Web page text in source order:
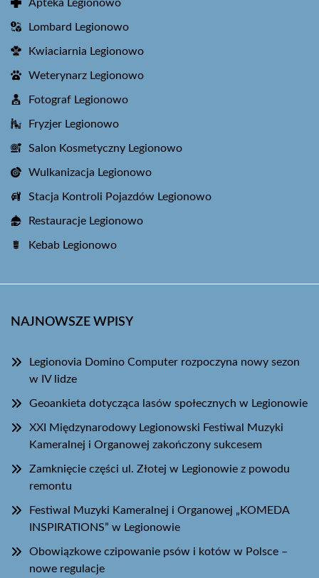
Apteka Legionowo
Lombard Legionowo
Kwiaciarnia Legionowo
Weterynarz Legionowo
Fotograf Legionowo
Fryzjer Legionowo
Salon Kosmetyczny Legionowo
Wulkanizacja Legionowo
Stacja Kontroli Pojazdów Legionowo
Restauracje Legionowo
Kebab Legionowo
NAJNOWSZE WPISY
Legionovia Domino Computer rozpoczyna nowy sezon
w IV lidze
Geoankieta dotycząca lasów społecznych w Legionowie
XXI Międzynarodowy Legionowski Festiwal Muzyki
Kameralnej i Organowej zakończony sukcesem
Zamknięcie części ul. Złotej w Legionowie z powodu
remontu
Festiwal Muzyki Kameralnej i Organowej „KOMEDA
INSPIRATIONS” w Legionowie
Obowiązkowe czipowanie psów i kotów w Polsce –
nowe regulacje